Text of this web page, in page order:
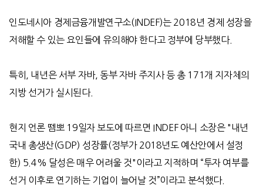
인도네시아 경제금융개발연구소(INDEF)는 2018년 경제 성장을
저해할 수 있는 요인들에 유의해야 한다고 정부에 당부했다.
특히, 내년은 서부 자바, 동부 자바 주지사 등 총 171개 지자체의
지방 선거가 실시된다.
현지 언론 뗌뽀 19일자 보도에 따르면 INDEF 아니 소장은 "내년
국내 총생산(GDP) 성장률(정부가 2018년도 예산안에서 설정
한) 5.4% 달성은 매우 어려울 것"이라고 지적하며 “투자 여부를
선거 이후로 연기하는 기업이 늘어날 것”이라고 분석했다.